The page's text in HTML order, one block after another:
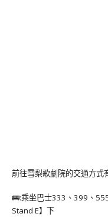
前往雪梨歌劇院的交通方式
🚌:乘坐巴士333、399、
Stand E】下